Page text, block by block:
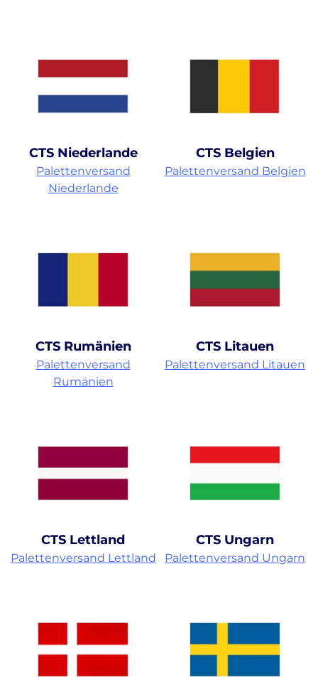
CTS Niederlande
Palettenversand
Niederlande
CTS Belgien
Palettenversand Belgien
CTS Rumänien
Palettenversand
Rumänien
CTS Litauen
Palettenversand Litauen
CTS Lettland
Palettenversand Lettland
CTS Ungarn
Palettenversand Ungarn